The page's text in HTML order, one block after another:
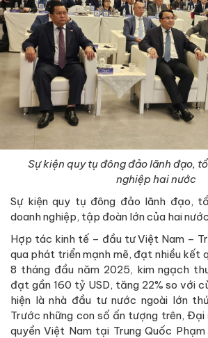
Sự kiện quy tụ đông đảo lãnh đạo,
nghiệp hai nước
Sự kiện quy tụ đông đảo lãnh đạo,
doanh nghiệp, tập đoàn lớn của hai
Hợp tác kinh tế – đầu tư Việt Nam –
qua phát triển mạnh mẽ, đạt nhiều kết
8 tháng đầu năm 2025, kim ngạch
đạt gần 160 tỷ USD, tăng 22% so với
hiện là nhà đầu tư nước ngoài lớn
Trước những con số ấn tượng trên,
quyền Việt Nam tại Trung Quốc